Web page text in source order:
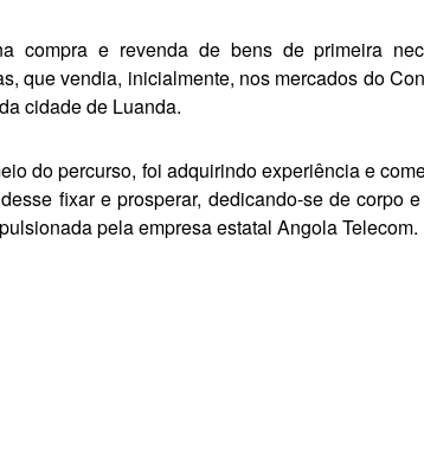
compra e revenda de bens de primeira
que vendia, ini­cialmente, nos mercados do
cidade de Luanda.
do percurso, foi adquirindo experiência e
fixar e prosperar, de­dicando-se de corpo
pela empresa estatal Angola Telecom.